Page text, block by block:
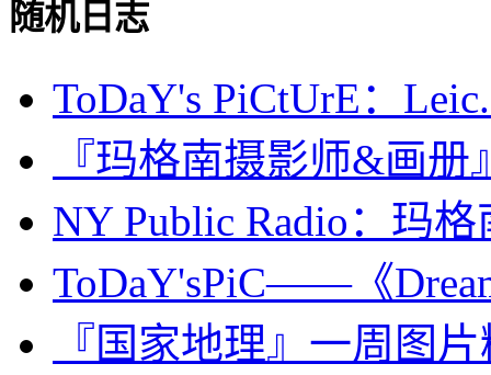
随机日志
ToDaY's PiCtUrE：
『玛格南摄影师&画册
NY Public Radio：玛
ToDaY'sPiC——《
『国家地理』一周图